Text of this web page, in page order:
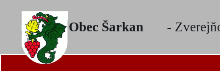
Obec Šarkan -